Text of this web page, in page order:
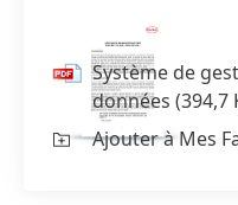
Système de
données (394,7
Ajouter à Mes